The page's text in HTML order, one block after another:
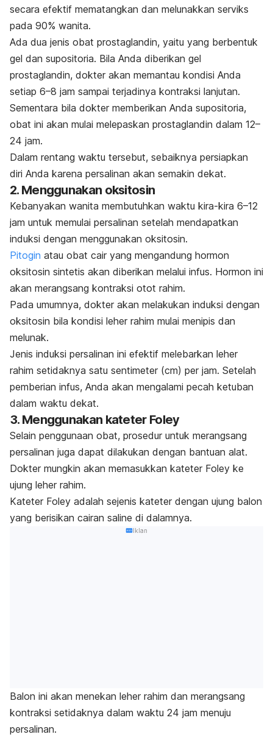
secara efektif mematangkan dan melunakkan serviks
pada 90% wanita.
Ada dua jenis obat prostaglandin, yaitu yang berbentuk
gel dan supositoria. Bila Anda diberikan gel
prostaglandin, dokter akan memantau kondisi Anda
setiap 6–8 jam sampai terjadinya kontraksi lanjutan.
Sementara bila dokter memberikan Anda supositoria,
obat ini akan mulai melepaskan prostaglandin dalam 12–
24 jam.
Dalam rentang waktu tersebut, sebaiknya persiapkan
diri Anda karena persalinan akan semakin dekat.
2. Menggunakan oksitosin
Kebanyakan wanita membutuhkan waktu kira-kira 6–12
jam untuk memulai persalinan setelah mendapatkan
induksi dengan menggunakan oksitosin.
Pitogin atau obat cair yang mengandung hormon
oksitosin sintetis akan diberikan melalui infus. Hormon ini
akan merangsang kontraksi otot rahim.
Pada umumnya, dokter akan melakukan induksi dengan
oksitosin bila kondisi leher rahim mulai menipis dan
melunak.
Jenis induksi persalinan ini efektif melebarkan leher
rahim setidaknya satu sentimeter (cm) per jam. Setelah
pemberian infus, Anda akan mengalami pecah ketuban
dalam waktu dekat.
3. Menggunakan kateter Foley
Selain penggunaan obat, prosedur untuk merangsang
persalinan juga dapat dilakukan dengan bantuan alat.
Dokter mungkin akan memasukkan kateter Foley ke
ujung leher rahim.
Kateter Foley adalah sejenis kateter dengan ujung balon
yang berisikan cairan saline di dalamnya.
Iklan
Balon ini akan menekan leher rahim dan merangsang
kontraksi setidaknya dalam waktu 24 jam menuju
persalinan.